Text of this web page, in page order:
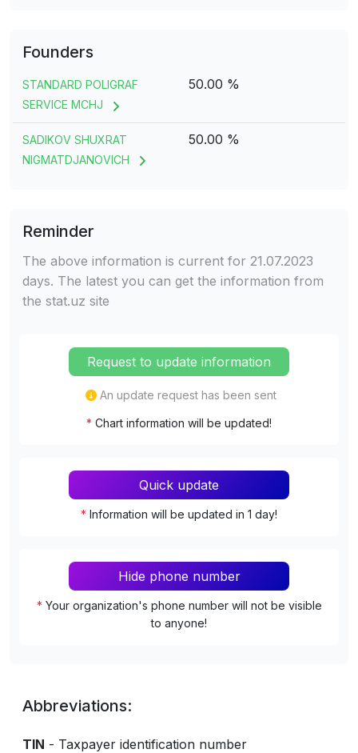
Founders
STANDARD POLIGRAF
SERVICE MCHJ
50.00 %
SADIKOV SHUXRAT
NIGMATDJANOVICH
50.00 %
Reminder
The above information is current for 21.07.2023
days. The latest you can get the information from
the stat.uz site
Request to update information
An update request has been sent
* Chart information will be updated!
Quick update
* Information will be updated in 1 day!
Hide phone number
* Your organization's phone number will not be visible
to anyone!
Abbreviations:
TIN - Taxpayer identification number